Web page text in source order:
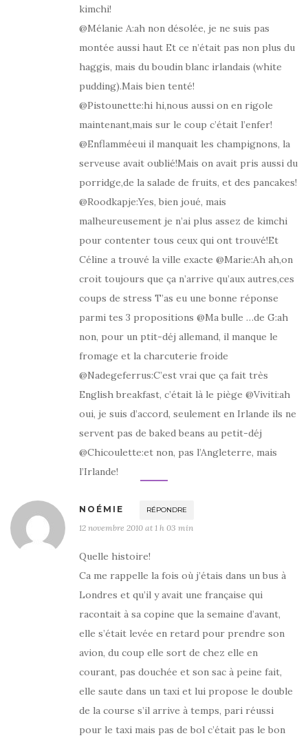
kimchi!
@Mélanie A:ah non désolée, je ne suis pas
montée aussi haut Et ce n’était pas non plus du
haggis, mais du boudin blanc irlandais (white
pudding).Mais bien tenté!
@Pistounette:hi hi,nous aussi on en rigole
maintenant,mais sur le coup c’était l’enfer!
@Enflamméeui il manquait les champignons, la
serveuse avait oublié!Mais on avait pris aussi du
porridge,de la salade de fruits, et des pancakes!
@Roodkapje:Yes, bien joué, mais
malheureusement je n’ai plus assez de kimchi
pour contenter tous ceux qui ont trouvé!Et
Céline a trouvé la ville exacte @Marie:Ah ah,on
croit toujours que ça n’arrive qu’aux autres,ces
coups de stress T’as eu une bonne réponse
parmi tes 3 propositions @Ma bulle …de G:ah
non, pour un ptit-déj allemand, il manque le
fromage et la charcuterie froide
@Nadegeferrus:C’est vrai que ça fait très
English breakfast, c’était là le piège @Viviti:ah
oui, je suis d’accord, seulement en Irlande ils ne
servent pas de baked beans au petit-déj
@Chicoulette:et non, pas l’Angleterre, mais
l’Irlande!
NOÉMIE RÉPONDRE
12 novembre 2010 at 1 h 03 min
Quelle histoire!
Ca me rappelle la fois où j’étais dans un bus à
Londres et qu’il y avait une française qui
racontait à sa copine que la semaine d’avant,
elle s’était levée en retard pour prendre son
avion, du coup elle sort de chez elle en
courant, pas douchée et son sac à peine fait,
elle saute dans un taxi et lui propose le double
de la course s’il arrive à temps, pari réussi
pour le taxi mais pas de bol c’était pas le bon